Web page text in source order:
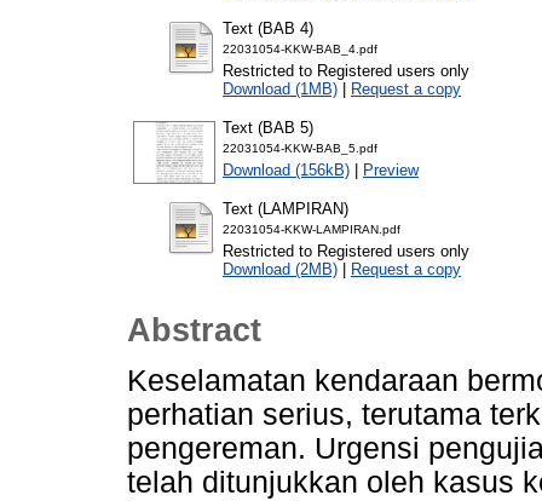
Text (BAB 4)
22031054-KKW-BAB_4.pdf
Restricted to Registered users only
Download (1MB)
Request a copy
Text (BAB 5)
22031054-KKW-BAB_5.pdf
Download (156kB) Preview
Text (LAMPIRAN)
22031054-KKW-LAMPIRAN.pdf
Restricted to Registered users only
Download (2MB)
Request a copy
Abstract
Keselamatan kendaraan
perhatian serius, terutama
pengereman. Urgensi
telah ditunjukkan oleh kasus